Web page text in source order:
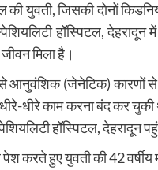
की युवती, जिसकी दोनों
हॉस्पिटल,
मिला है।
(जेनेटिक) कारणों से
धीरे काम करना बंद कर
हॉस्पिटल, देहरादून
पेश करते हुए युवती की 42